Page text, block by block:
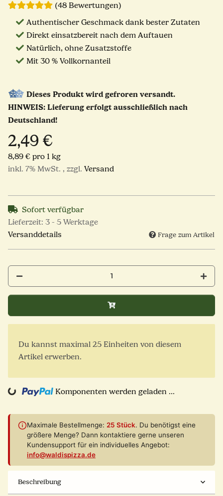
(48 Bewertungen)
Authentischer Geschmack dank bester Zutaten
Direkt einsatzbereit nach dem Auftauen
Natürlich, ohne Zusatzstoffe
Mit 30 % Vollkornanteil
Dieses Produkt wird gefroren versandt.
HINWEIS: Lieferung erfolgt ausschließlich nach
Deutschland!
2,49 €
8,89 € pro 1 kg
inkl. 7% MwSt. , zzgl. Versand
Sofort verfügbar
Lieferzeit: 3 - 5 Werktage
Versanddetails
Frage zum Artikel
Du kannst maximal 25 Einheiten von diesem
Artikel erwerben.
Loading... Komponenten werden geladen ...
Maximale Bestellmenge: 25 Stück. Du benötigst eine
größere Menge? Dann kontaktiere gerne unseren
Kundensupport für ein individuelles Angebot:
info@waldispizza.de
Beschreibung